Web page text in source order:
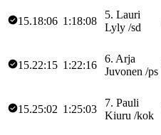
15.18:06 1:18:08
5. Lauri
Lyly /sd
15.22:15 1:22:16
6. Arja
Juvonen /ps
15.25:02 1:25:03
7. Pauli
Kiuru /kok